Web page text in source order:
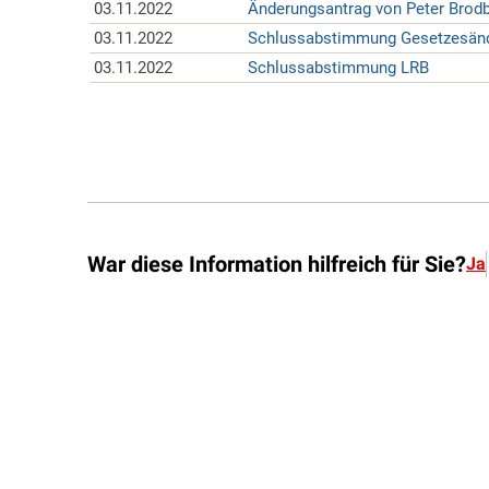
War diese Information hilfreich für Sie?Ja